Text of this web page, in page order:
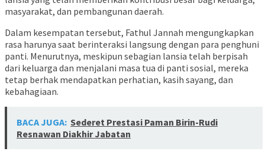
masyarakat, dan pembangunan daerah.
Dalam kesempatan tersebut, Fathul Jannah mengungkapkan
rasa harunya saat berinteraksi langsung dengan para penghuni
panti. Menurutnya, meskipun sebagian lansia telah berpisah
dari keluarga dan menjalani masa tua di panti sosial, mereka
tetap berhak mendapatkan perhatian, kasih sayang, dan
kebahagiaan.
BACA JUGA: Sederet Prestasi Paman Birin-Rudi
Resnawan Diakhir Jabatan